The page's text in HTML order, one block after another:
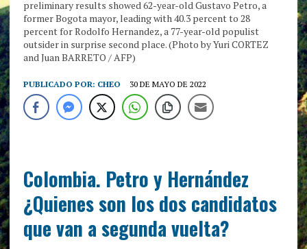
preliminary results showed 62-year-old Gustavo Petro, a
former Bogota mayor, leading with 40.3 percent to 28
percent for Rodolfo Hernandez, a 77-year-old populist
outsider in surprise second place. (Photo by Yuri CORTEZ
and Juan BARRETO / AFP)
PUBLICADO POR: CHEO 30 DE MAYO DE 2022
Colombia. Petro y Hernández
¿Quienes son los dos candidatos
que van a segunda vuelta?